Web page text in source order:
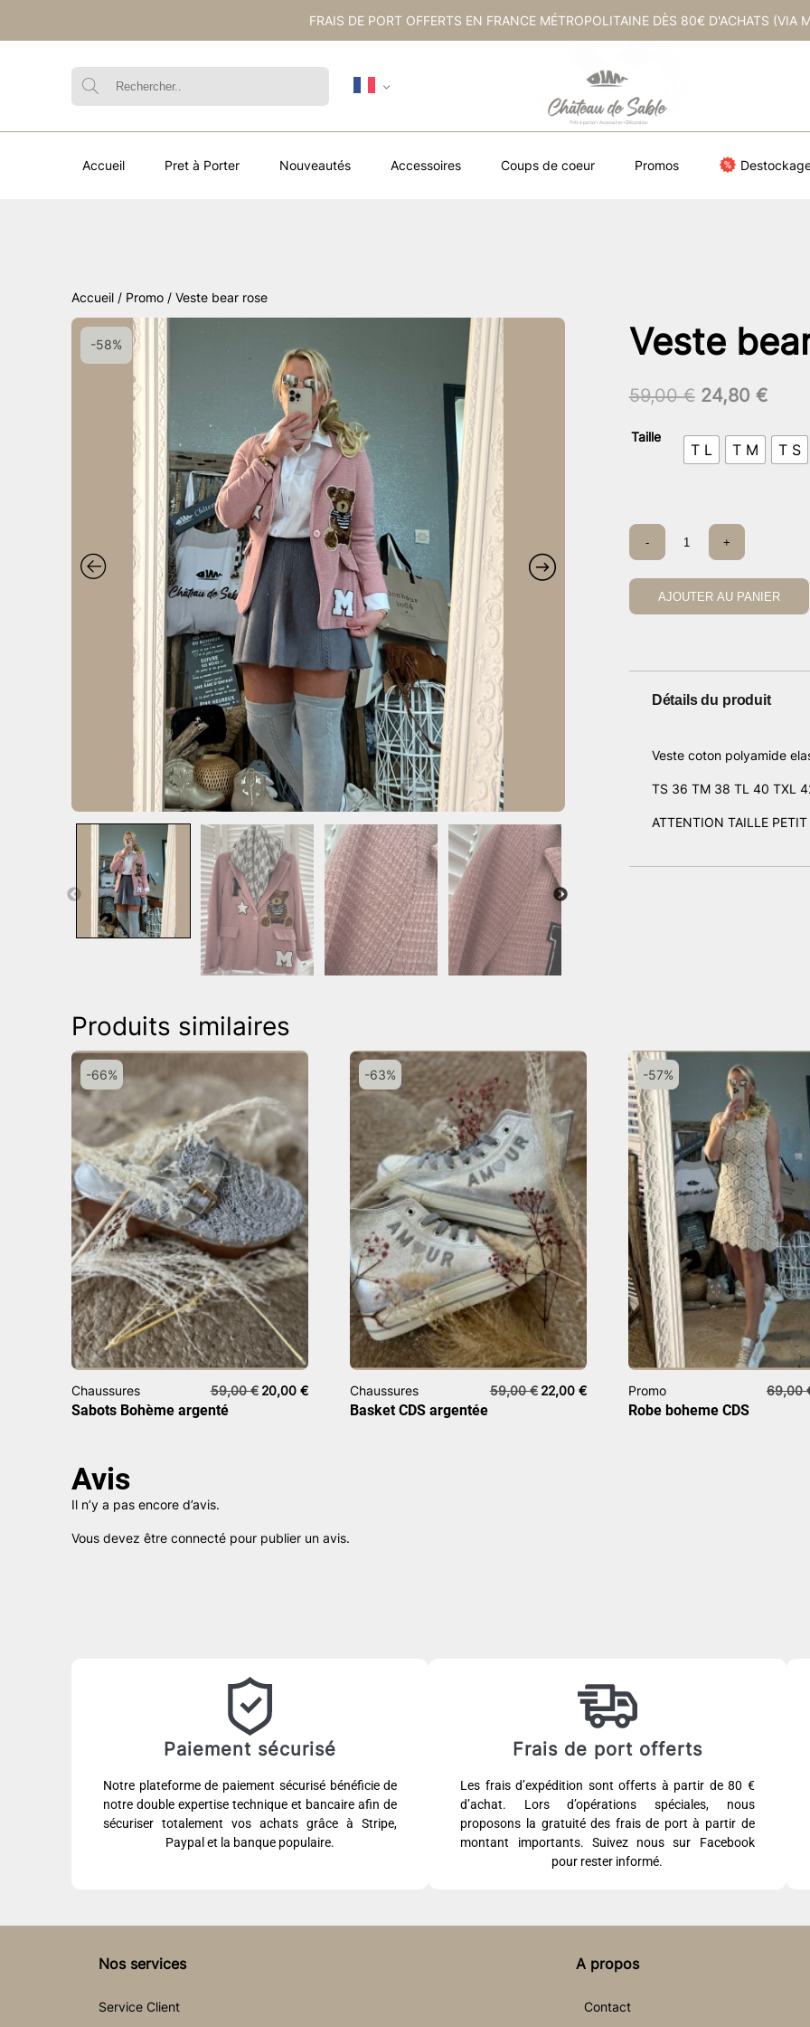
FRAIS DE PORT OFFERTS EN FRANCE MÉTROPOLITAINE DÈS 80€ D'ACHATS (VIA
Accueil Pret à Porter Nouveautés Accessoires Coups de coeur Promos
Accueil / Promo / Veste bear rose
-58% Veste
59,00€ Le
initial
était :
24,80 €Le
est :
Taille
T L T M T S
quantité
Veste
bear
- +
AJOUTER AU PANIER
Détails du produit
Veste coton polyamide
TS 36 TM 38 TL 40 TXL
ATTENTION TAILLE PETIT
Produits similaires
-66%
Chaussures 59,00€ Le
20,00 €Le
Sabots Bohème argenté
-63%
Chaussures 59,00€ Le
22,00 €Le
Basket CDS argentée
-57%
Promo 69,00
Robe boheme CDS
Avis
Il n’y a pas encore d’avis.
Vous devez être connecté pour publier un avis.
Paiement sécurisé
Notre plateforme de paiement sécurisé bénéficie de
notre double expertise technique et bancaire afin de
sécuriser totalement vos achats grâce à Stripe,
Paypal et la banque populaire.
Frais de port offerts
Les frais d’expédition sont offerts à partir de 80 €
d’achat. Lors d’opérations spéciales, nous
proposons la gratuité des frais de port à partir de
montant importants. Suivez nous sur Facebook
pour rester informé.
Nos services
Service Client
A propos
Contact